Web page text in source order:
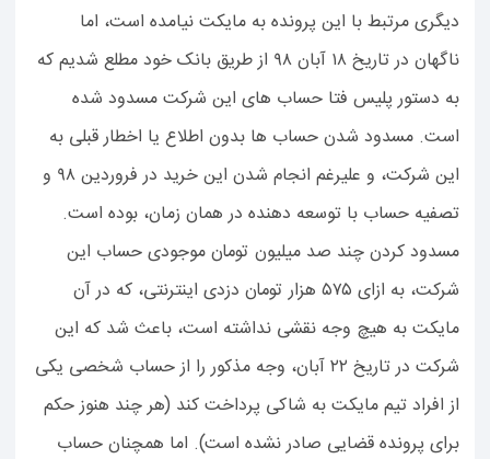
دیگری مرتبط با این پرونده به مایکت نیامده است، اما
ناگهان در تاریخ ۱۸ آبان ۹۸ از طریق بانک خود مطلع شدیم که
به دستور پلیس فتا حساب های این شرکت مسدود شده
است. مسدود شدن حساب ها بدون اطلاع یا اخطار قبلی به
این شرکت، و علیرغم انجام شدن این خرید در فروردین ۹۸ و
تصفیه حساب با توسعه دهنده در همان زمان، بوده است.
مسدود کردن چند صد میلیون تومان موجودی حساب این
شرکت، به ازای ۵۷۵ هزار تومان دزدی اینترنتی، که در آن
مایکت به هیچ وجه نقشی نداشته است، باعث شد که این
شرکت در تاریخ ۲۲ آبان، وجه مذکور را از حساب شخصی یکی
از افراد تیم مایکت به شاکی پرداخت کند (هر چند هنوز حکم
برای پرونده قضایی صادر نشده است). اما همچنان حساب